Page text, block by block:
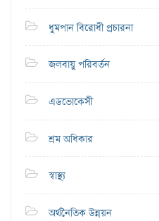
ধুমপান বিরোধী প্রচারনা
জলবায়ু পরিবর্তন
এডভোকেসী
শ্রম অধিকার
স্বাস্থ্য
অর্থনৈতিক উন্নয়ন